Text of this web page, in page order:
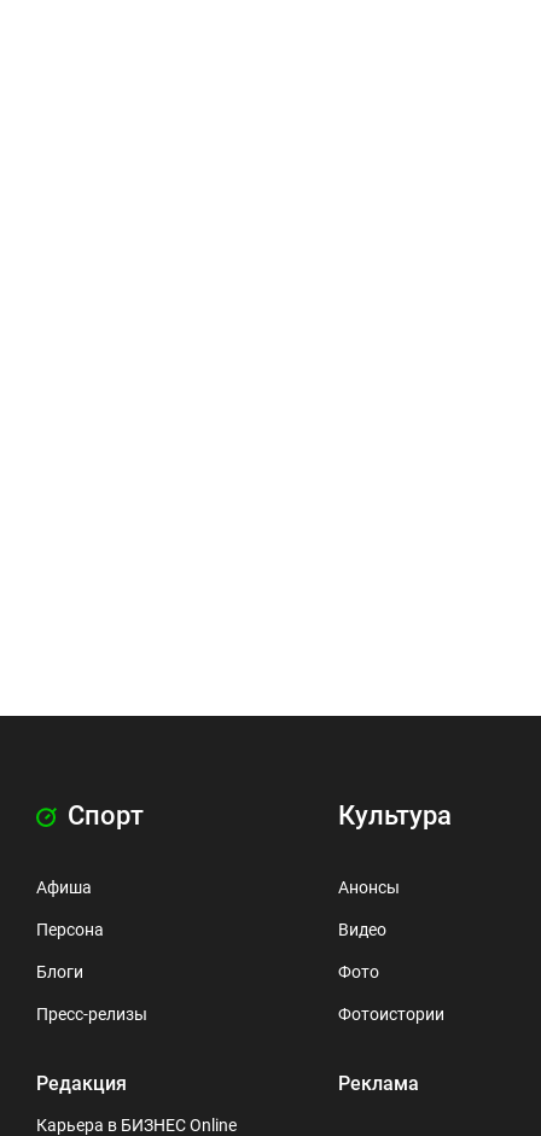
Спорт
Афиша
Персона
Блоги
Пресс-релизы
Редакция
Карьера в БИЗНЕС Online
Культура
Анонсы
Видео
Фото
Фотоистории
Реклама